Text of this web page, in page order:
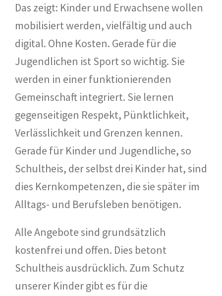
Das zeigt: Kinder und Erwachsene wollen
mobilisiert werden, vielfältig und auch
digital. Ohne Kosten. Gerade für die
Jugendlichen ist Sport so wichtig. Sie
werden in einer funktionierenden
Gemeinschaft integriert. Sie lernen
gegenseitigen Respekt, Pünktlichkeit,
Verlässlichkeit und Grenzen kennen.
Gerade für Kinder und Jugendliche, so
Schultheis, der selbst drei Kinder hat, sind
dies Kernkompetenzen, die sie später im
Alltags- und Berufsleben benötigen.
Alle Angebote sind grundsätzlich
kostenfrei und offen. Dies betont
Schultheis ausdrücklich. Zum Schutz
unserer Kinder gibt es für die